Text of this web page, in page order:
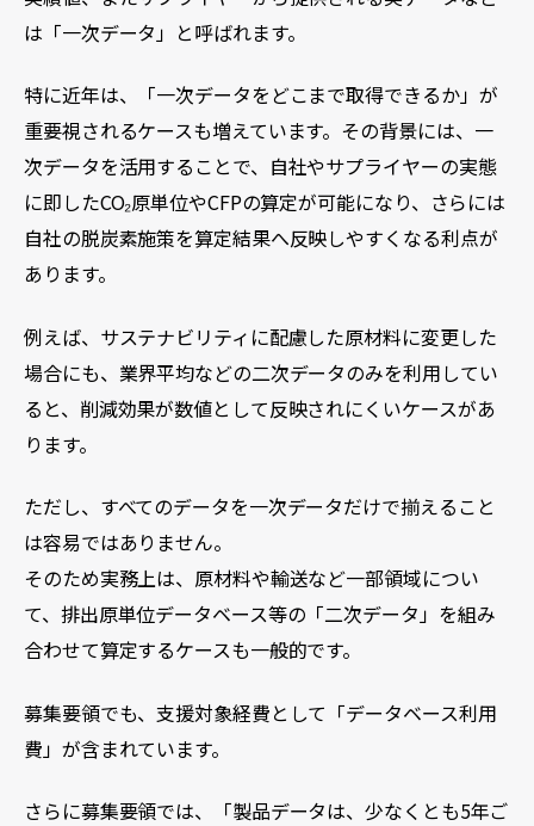
は「一次データ」と呼ばれます。
特に近年は、「一次データをどこまで取得できるか」が
重要視されるケースも増えています。その背景には、一
次データを活用することで、自社やサプライヤーの実態
に即したCO₂原単位やCFPの算定が可能になり、さらには
自社の脱炭素施策を算定結果へ反映しやすくなる利点が
あります。
例えば、サステナビリティに配慮した原材料に変更した
場合にも、業界平均などの二次データのみを利用してい
ると、削減効果が数値として反映されにくいケースがあ
ります。
ただし、すべてのデータを一次データだけで揃えること
は容易ではありません。
そのため実務上は、原材料や輸送など一部領域につい
て、排出原単位データベース等の「二次データ」を組み
合わせて算定するケースも一般的です。
募集要領でも、支援対象経費として「データベース利用
費」が含まれています。
さらに募集要領では、「製品データは、少なくとも5年ご